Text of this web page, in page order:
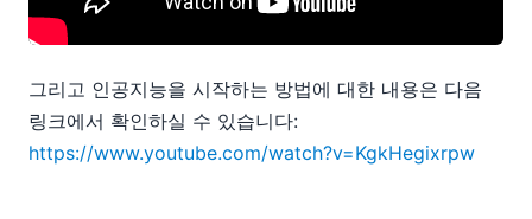
그리고 인공지능을 시작하는 방법에 대한 내용은 다음
링크에서 확인하실 수 있습니다:
https://www.youtube.com/watch?v=KgkHegixrpw